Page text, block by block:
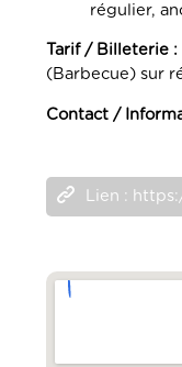
régulier,
Tarif / Billeterie :
(Barbecue) sur
Contact /
Lien :